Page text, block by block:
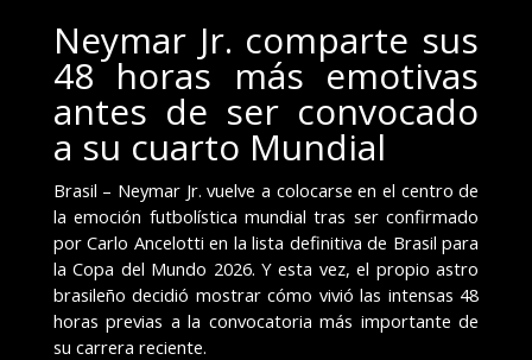
Neymar Jr. comparte sus
48 horas más emotivas
antes de ser convocado
a su cuarto Mundial
Brasil – Neymar Jr. vuelve a colocarse en el centro de
la emoción futbolística mundial tras ser confirmado
por Carlo Ancelotti en la lista definitiva de Brasil para
la Copa del Mundo 2026. Y esta vez, el propio astro
brasileño decidió mostrar cómo vivió las intensas 48
horas previas a la convocatoria más importante de
su carrera reciente.